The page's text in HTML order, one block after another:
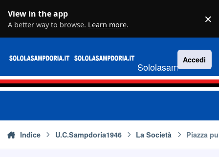
View in the app
A better way to browse. Learn more. ×
Sololasampdoria.it
Accedi
Indice U.C.Sampdoria1946 La Società Piazza